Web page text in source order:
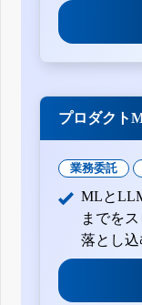
プロダクト
業務委託
MLと
までを
落とし込